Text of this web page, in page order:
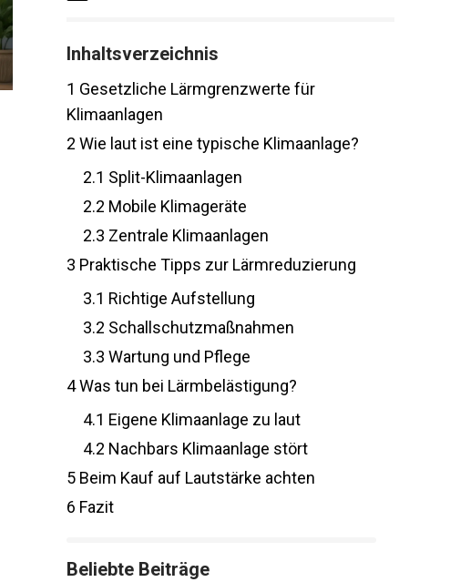
Inhaltsverzeichnis
1 Gesetzliche Lärmgrenzwerte für
Klimaanlagen
2 Wie laut ist eine typische Klimaanlage?
2.1 Split-Klimaanlagen
2.2 Mobile Klimageräte
2.3 Zentrale Klimaanlagen
3 Praktische Tipps zur Lärmreduzierung
3.1 Richtige Aufstellung
3.2 Schallschutzmaßnahmen
3.3 Wartung und Pflege
4Was tun bei Lärmbelästigung?
4.1 Eigene Klimaanlage zu laut
4.2 Nachbars Klimaanlage stört
5 Beim Kauf auf Lautstärke achten
6 Fazit
Beliebte Beiträge